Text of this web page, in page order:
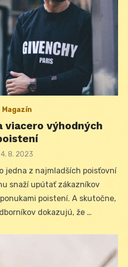
Magazín
viacero výhodných
Posted
4. 8. 2023
jedna z najmladších poisťovní
snaží upútať zákazníkov
poistení. A skutočne,
dokazujú, že …